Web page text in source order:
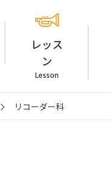
レッス
ン
Lesson
リコーダー科